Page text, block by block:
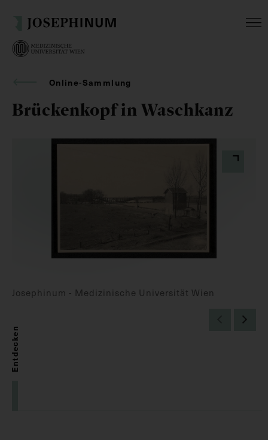
Online-Sammlung
Brückenkopf in Waschkanz
Josephinum - Medizinische Universität Wien
Entdecken